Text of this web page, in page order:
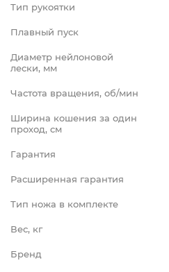
Тип рукоятки
Плавный пуск
Диаметр нейлоновой
лески, мм
Частота вращения, об/мин
Ширина кошения за один
проход, cм
Гарантия
Расширенная гарантия
Тип ножа в комплекте
Вес, кг
Бренд